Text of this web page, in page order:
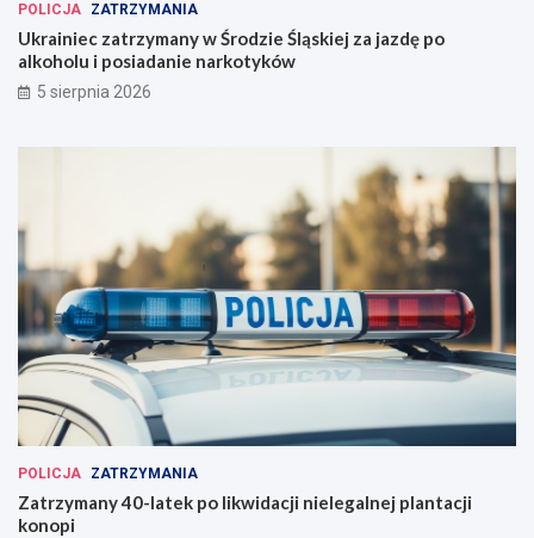
POLICJA ZATRZYMANIA
Ukrainiec zatrzymany w Środzie Śląskiej za jazdę po
alkoholu i posiadanie narkotyków
5 sierpnia 2026
POLICJA ZATRZYMANIA
Zatrzymany 40-latek po likwidacji nielegalnej plantacji
konopi